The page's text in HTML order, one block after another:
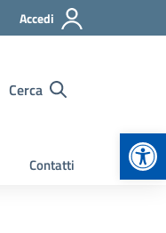
Accedi
Cerca
Contatti